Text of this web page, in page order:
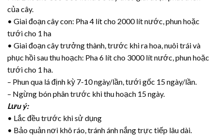
của cây.
• Giai đoạn cây con: Pha 4 lít cho 2000 lít nước, phun hoặc
tưới cho 1 ha
• Giai đoạn cây trưởng thành, trước khi ra hoa, nuôi trái và
phục hồi sau thu hoạch: Pha 6 lít cho 3000 lít nước, phun hoặc
tưới cho 1 ha.
– Phun qua lá định kỳ 7-10 ngày/lần, tưới gốc 15 ngày/lần.
– Ngừng bón phân trước khi thu hoạch 15 ngày.
Lưu ý:
• Lắc đều trước khi sử dụng
• Bảo quản nơi khô ráo, tránh ánh nắng trực tiếp lâu dài.